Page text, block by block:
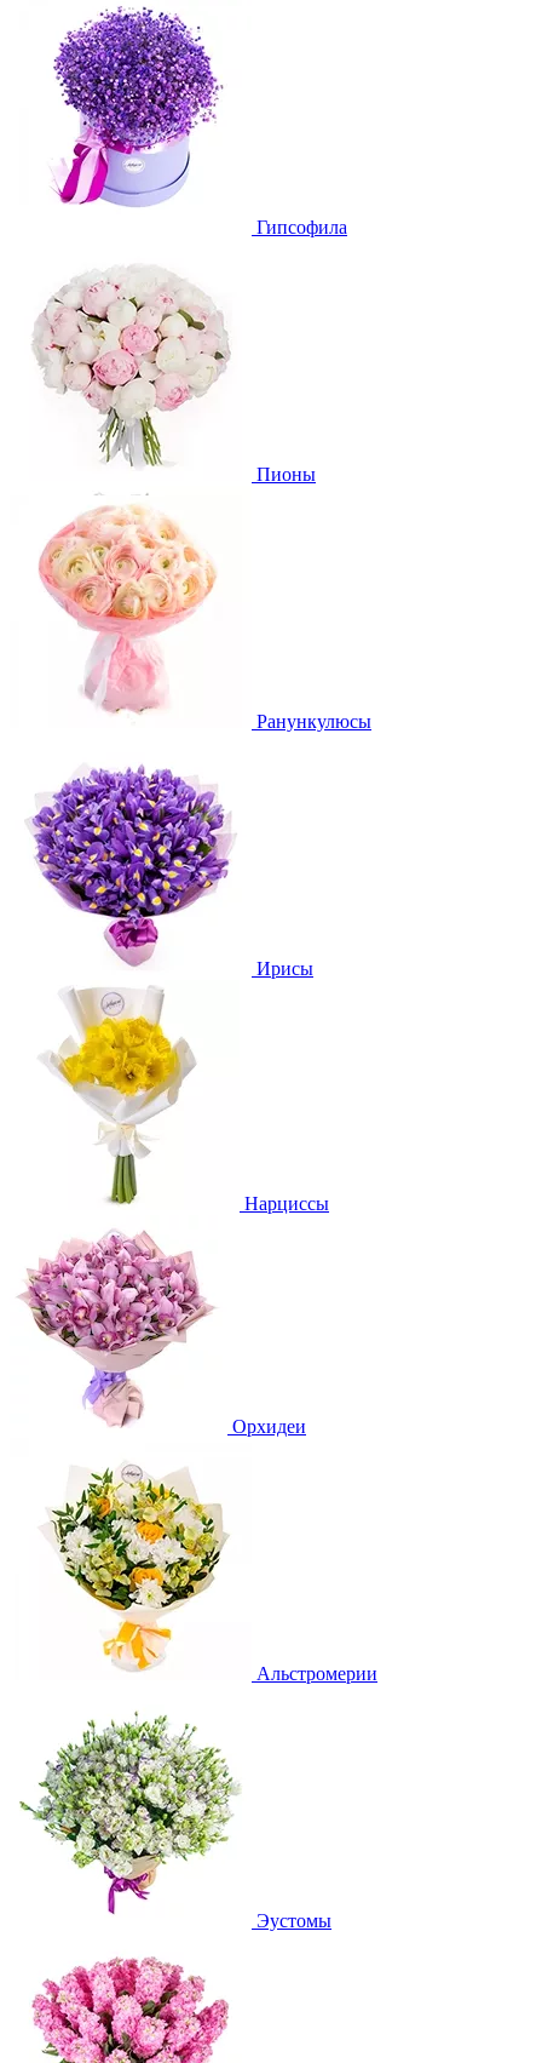
Гипсофила
Пионы
Ранункулюсы
Ирисы
Нарциссы
Орхидеи
Альстромерии
Эустомы